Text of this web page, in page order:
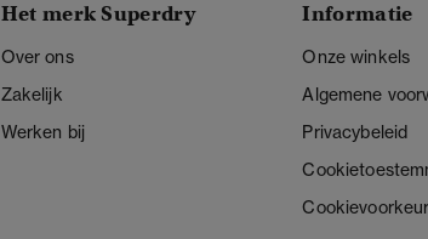
Het merk Superdry
Over ons
Zakelijk
Werken bij
Informatie
Onze winkels
Algemene
Privacybeleid